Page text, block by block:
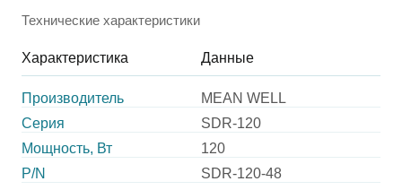
Технические характеристики
Характеристика Данные
Производитель
MEAN WELL
Серия
SDR-120
Мощность, Вт
120
P/N
SDR-120-48